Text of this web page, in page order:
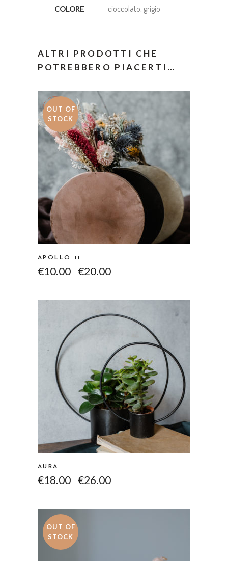
COLORE cioccolato, grigio
ALTRI PRODOTTI CHE
POTREBBERO PIACERTI…
Sale
OUT OF
STOCK
APOLLO 11
€10.00 – €20.00
AURA
€18.00 – €26.00
OUT OF
STOCK